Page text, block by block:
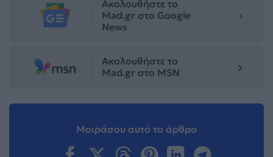
Ακολουθήστε το
Mad.gr στο Google
News
Ακολουθήστε το
Mad.gr στο MSN
Μοιράσου αυτό το άρθρο